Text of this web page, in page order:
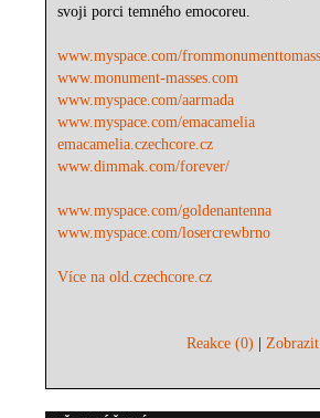
svoji porci temného emocoreu.
www.myspace.com/
www.monument-masses.com
www.myspace.com/aarmada
www.myspace.com/emacamelia
emacamelia.czechcore.cz
www.dimmak.com/forever/
www.myspace.com/goldenantenna
www.myspace.com/losercrewbrno
Více na old.czechcore.cz
Reakce (0) |